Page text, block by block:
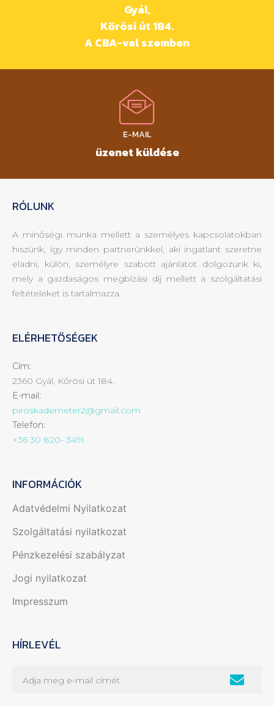
Gyál,
Kőrösi út 184.
A CBA-val szemben
E-MAIL
üzenet küldése
RÓLUNK
A minőségi munka mellett a személyes kapcsolatokban
hiszünk, így minden partnerünkkel, aki ingatlant szeretne
eladni, külön, személyre szabott ajánlatot dolgozunk ki,
mely a gazdaságos megbízási díj mellett a szolgáltatási
feltételeket is tartalmazza.
ELÉRHETŐSÉGEK
Cím:
2360 Gyál, Kőrösi út 184.
E-mail:
piroskademeter2@gmail.com
Telefon:
+36 30 820- 3491
INFORMÁCIÓK
Adatvédelmi Nyilatkozat
Szolgáltatási nyilatkozat
Pénzkezelési szabályzat
Jogi nyilatkozat
Impresszum
HÍRLEVÉL